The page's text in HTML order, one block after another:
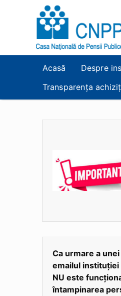
Casa
Județeană
Pensii
Acasă Despre
Transparența
Ca urmare a
emailul
NU este
întampinarea